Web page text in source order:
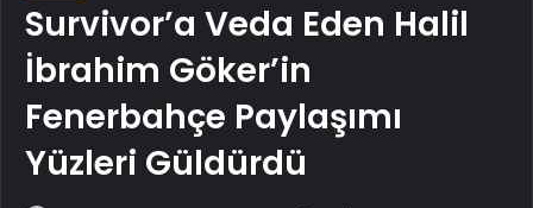
Survivor’a Veda Eden Halil
İbrahim Göker’in
Fenerbahçe Paylaşımı
Yüzleri Güldürdü